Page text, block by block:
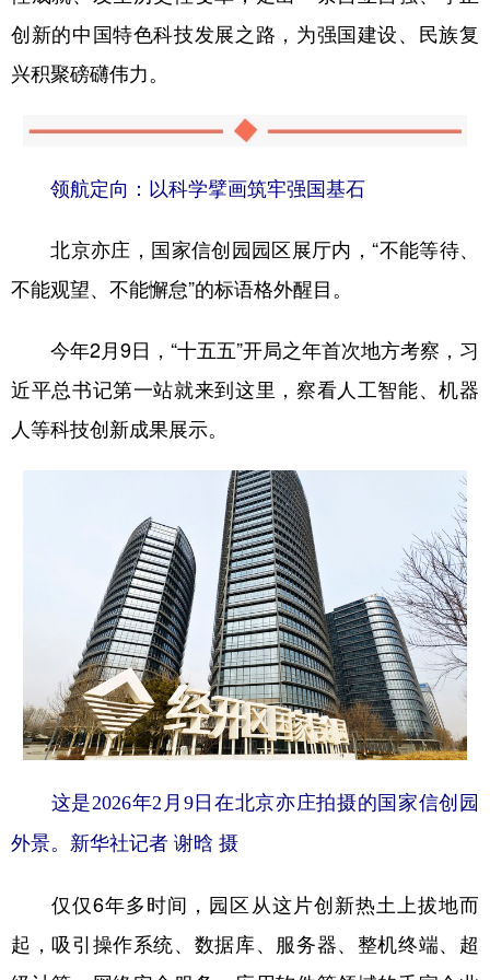
创新的中国特色科技发展之路，为强国建设、民族复
兴积聚磅礴伟力。
领航定向：以科学擘画筑牢强国基石
北京亦庄，国家信创园园区展厅内，“不能等待、
不能观望、不能懈怠”的标语格外醒目。
今年2月9日，“十五五”开局之年首次地方考察，习
近平总书记第一站就来到这里，察看人工智能、机器
人等科技创新成果展示。
这是2026年2月9日在北京亦庄拍摄的国家信创园
外景。新华社记者 谢晗 摄
仅仅6年多时间，园区从这片创新热土上拔地而
起，吸引操作系统、数据库、服务器、整机终端、超